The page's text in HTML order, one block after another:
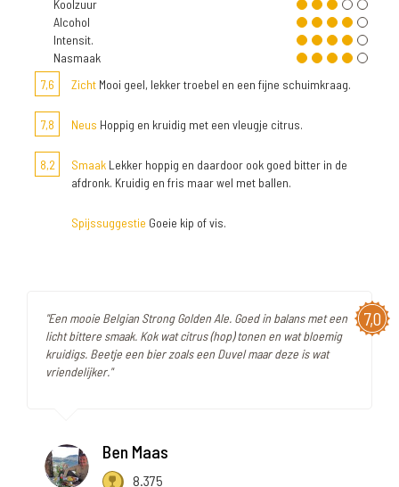
Koolzuur
Alcohol
Intensit.
Nasmaak
7,6
Zicht Mooi geel, lekker troebel en een fijne schuimkraag.
7,8 Neus Hoppig en kruidig met een vleugje citrus.
8,2 Smaak Lekker hoppig en daardoor ook goed bitter in de
afdronk. Kruidig en fris maar wel met ballen.
Spijssuggestie Goeie kip of vis.
7,0
"Een mooie Belgian Strong Golden Ale. Goed in balans met een
licht bittere smaak. Kok wat citrus (hop) tonen en wat bloemig
kruidigs. Beetje een bier zoals een Duvel maar deze is wat
vriendelijker."
Ben Maas
8.375